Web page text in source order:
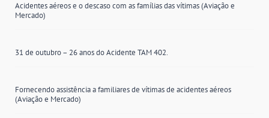
Acidentes aéreos e o descaso com as famílias das vítimas (Aviação e
Mercado)
31 de outubro – 26 anos do Acidente TAM 402.
Fornecendo assistência a familiares de vítimas de acidentes aéreos
(Aviação e Mercado)